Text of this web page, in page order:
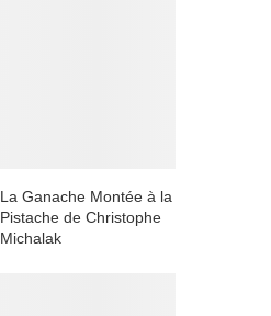
La Ganache Montée à la
Pistache de Christophe
Michalak